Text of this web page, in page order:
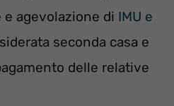
agevolazione di IMU e
seconda casa e
delle relative